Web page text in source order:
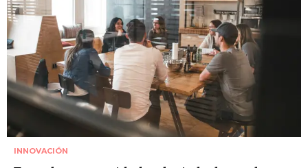
INNOVACIÓN